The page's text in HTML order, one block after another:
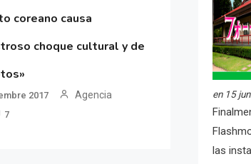
coreano causa
choque cultural y de
2017
Agencia
7
en 15
las